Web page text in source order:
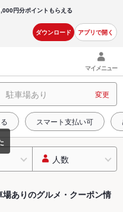
円分ポイントもらえる
ダウンロード アプリで開く
マイメニュー
車場あり 変更
スマート支払い可
人数
ありのグルメ・クーポン情